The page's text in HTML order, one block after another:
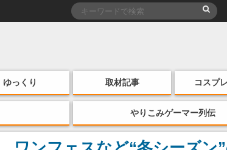
ゆっくり 取材記事 コスプ
やりこみゲーマー列伝